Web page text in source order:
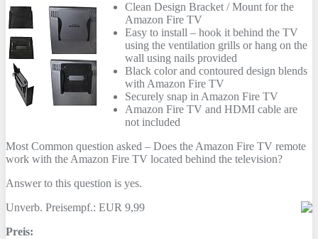
Clean Design Bracket / Mount for the
Amazon Fire TV
Easy to install – hook it behind the TV
using the ventilation grills or hang on the
wall using nails provided
Black color and contoured design blends
with Amazon Fire TV
Securely snap in Amazon Fire TV
Amazon Fire TV and HDMI cable are
not included
Most Common question asked – Does the Amazon Fire TV remote
work with the Amazon Fire TV located behind the television?
Answer to this question is yes.
Unverb. Preisempf.: EUR 9,99
Preis: